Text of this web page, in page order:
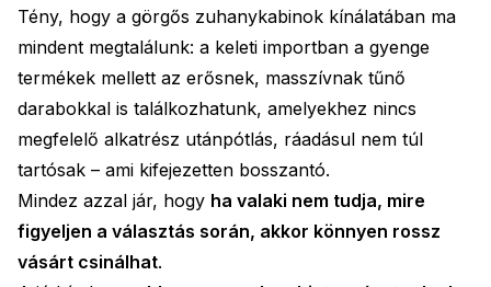
Tény, hogy a görgős zuhanykabinok kínálatában ma
mindent megtalálunk: a keleti importban a gyenge
termékek mellett az erősnek, masszívnak tűnő
darabokkal is találkozhatunk, amelyekhez nincs
megfelelő alkatrész utánpótlás, ráadásul nem túl
tartósak – ami kifejezetten bosszantó.
Mindez azzal jár, hogy ha valaki nem tudja, mire
figyeljen a választás során, akkor könnyen rossz
vásárt csinálhat.